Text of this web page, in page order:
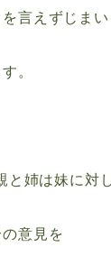
言えずじまい
。
と姉は妹に対
意見を